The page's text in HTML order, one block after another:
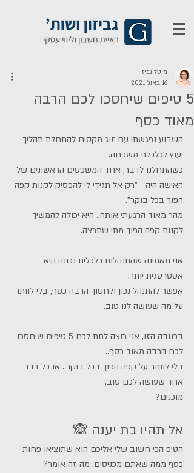
5 טיפים שיחסכו לכם הרבה
מאוד כסף
מיטל גביזון
16 באוג׳ 2021
השבוע נפגשתי עם זוג מקסים להתחלת תהליך
יעוץ לכלכלת משפחה.
כשהתחלנו לדבר, אחד המשפטים הראשונים של
האישה היה - "רק אל תגידי לי להפסיק לקנות קפה
הפוך בכל בוקר".
מהר מאוד הרגעתי אותה.. היא יכולה להמשיך
לקנות קפה הפוך מתי שתרצה.
אני מאמינה שהתנהלות כלכלית נכונה היא
אסטרטגית יותר.
אפשר להתנהל נכון ולחסוך הרבה כסף, בלי לוותר
על מה שעושה לנו טוב.
בכתבה הזו, אני רוצה לתת לכם 5 טיפים שיחסכו
לכם הרבה מאוד כסף..
בלי לוותר על קפה הפוך בכל בוקר.. או כל דבר
אחר שעושה לכם טוב.
מוכנים?
אל תהיו בת יענה 🙈
הטיפ הכי חשוב שלי אליכם הוא שתוציאו פחות
כסף ממה שאתם מכניסים. מה זה אומר?